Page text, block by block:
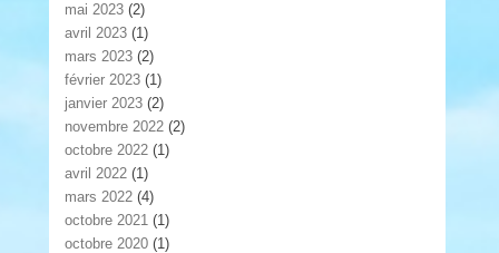
mai 2023 (2)
avril 2023 (1)
mars 2023 (2)
février 2023 (1)
janvier 2023 (2)
novembre 2022 (2)
octobre 2022 (1)
avril 2022 (1)
mars 2022 (4)
octobre 2021 (1)
octobre 2020 (1)